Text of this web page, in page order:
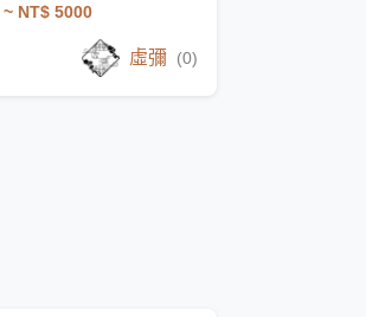
~ NT$ 5000
虛彌 (0)